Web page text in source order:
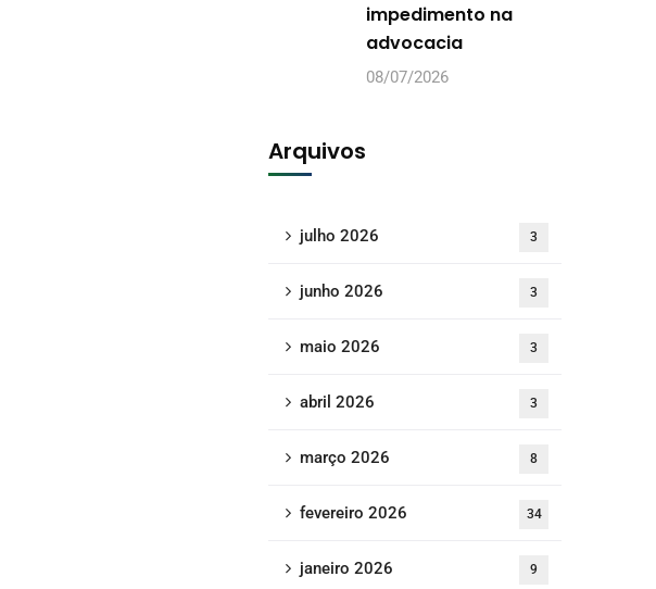
impedimento na
advocacia
08/07/2026
Arquivos
julho 2026 3
junho 2026 3
maio 2026 3
abril 2026 3
março 2026 8
fevereiro 2026 34
janeiro 2026 9